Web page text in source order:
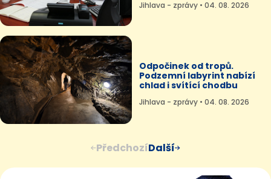
Jihlava - zprávy • 04. 08. 2026
Odpočinek od tropů.
Podzemní labyrint nabízí
chlad i svítící chodbu
Jihlava - zprávy • 04. 08. 2026
PředchozíDalší